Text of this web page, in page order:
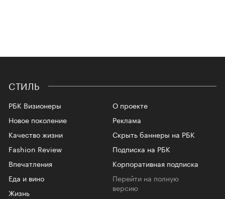
СТИЛЬ
РБК Визионеры
Новое поколение
Качество жизни
Fashion Review
Впечатления
Еда и вино
Жизнь
О проекте
Реклама
Скрыть баннеры на РБК
Подписка на РБК
Корпоративная подписка
Перейти на полную
версию